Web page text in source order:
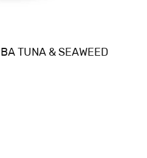
TUNA & SEAWEED